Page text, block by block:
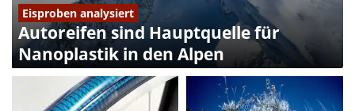
Eisproben analysiert
Autoreifen sind Hauptquelle für
Nanoplastik in den Alpen